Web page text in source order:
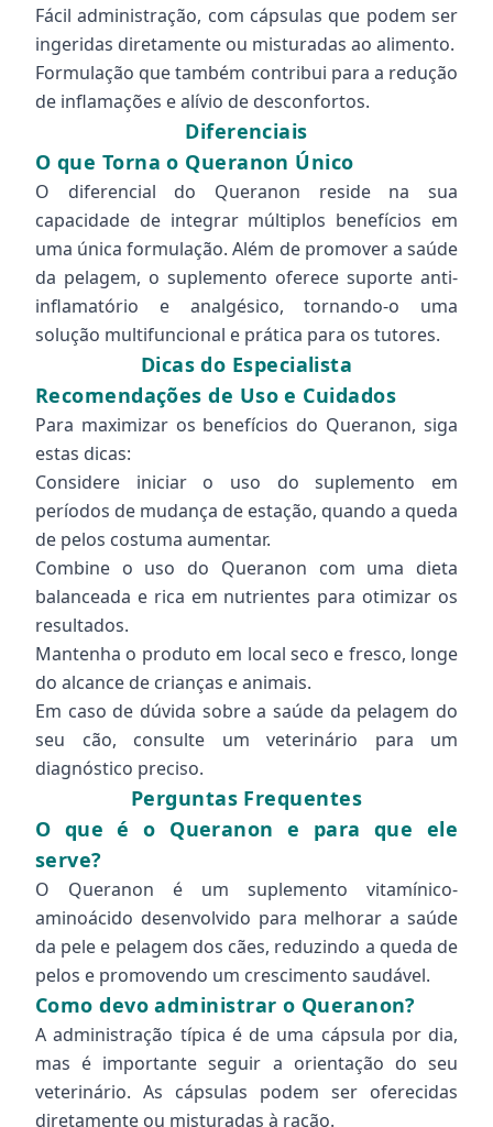
Fácil administração, com cápsulas que podem ser
ingeridas diretamente ou misturadas ao alimento.
Formulação que também contribui para a redução
de inflamações e alívio de desconfortos.
Diferenciais
O que Torna o Queranon Único
O diferencial do Queranon reside na sua
capacidade de integrar múltiplos benefícios em
uma única formulação. Além de promover a saúde
da pelagem, o suplemento oferece suporte anti-
inflamatório e analgésico, tornando-o uma
solução multifuncional e prática para os tutores.
Dicas do Especialista
Recomendações de Uso e Cuidados
Para maximizar os benefícios do Queranon, siga
estas dicas:
Considere iniciar o uso do suplemento em
períodos de mudança de estação, quando a queda
de pelos costuma aumentar.
Combine o uso do Queranon com uma dieta
balanceada e rica em nutrientes para otimizar os
resultados.
Mantenha o produto em local seco e fresco, longe
do alcance de crianças e animais.
Em caso de dúvida sobre a saúde da pelagem do
seu cão, consulte um veterinário para um
diagnóstico preciso.
Perguntas Frequentes
O que é o Queranon e para que ele
serve?
O Queranon é um suplemento vitamínico-
aminoácido desenvolvido para melhorar a saúde
da pele e pelagem dos cães, reduzindo a queda de
pelos e promovendo um crescimento saudável.
Como devo administrar o Queranon?
A administração típica é de uma cápsula por dia,
mas é importante seguir a orientação do seu
veterinário. As cápsulas podem ser oferecidas
diretamente ou misturadas à ração.